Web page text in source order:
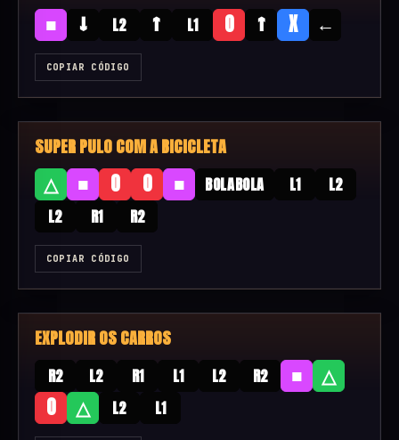
■ ↓ L2 ↑ L1 O ↑ X ←
COPIAR CÓDIGO
SUPER PULO COM A BICICLETA
△ ■ O O ■ BOLABOLA L1
L2
L2
R1 R2
COPIAR CÓDIGO
EXPLODIR OS CARROS
R2 L2 R1 L1 L2 R2 ■
△
O
△ L2 L1